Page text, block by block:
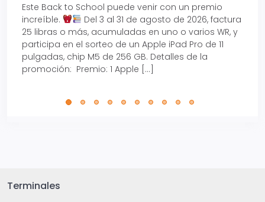
Este Back to School puede venir con un premio
increíble.
Del 3 al 31 de agosto de 2026, factura
25 libras o más, acumuladas en uno o varios WR, y
participa en el sorteo de un Apple iPad Pro de 11
pulgadas, chip M5 de 256 GB. Detalles de la
promoción: Premio: 1 Apple […]
Terminales